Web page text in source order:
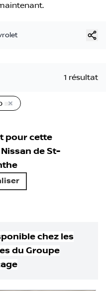
1 résultat
pour cette
Nissan de St-
chez les
du Groupe